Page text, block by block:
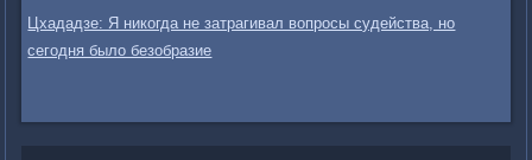
Цхададзе: Я никогда не затрагивал вопросы судейства, но
сегодня было безобразие